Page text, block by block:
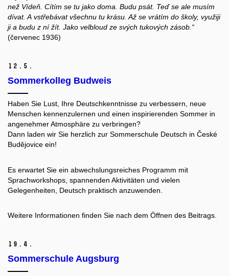
než Vídeň. Cítím se tu jako doma. Budu psát. Teď se ale musím
dívat. A vstřebávat všechnu tu krásu. Až se vrátím do školy, využiji
ji a budu z ní žít. Jako velbloud ze svých tukových zásob.“
(červenec 1936)
12. 5.
Sommerkolleg Budweis
Haben Sie Lust, Ihre Deutschkenntnisse zu verbessern, neue
Menschen kennenzulernen und einen inspirierenden Sommer in
angenehmer Atmosphäre zu verbringen?
Dann laden wir Sie herzlich zur Sommerschule Deutsch in České
Budějovice ein!
Es erwartet Sie ein abwechslungsreiches Programm mit
Sprachworkshops, spannenden Aktivitäten und vielen
Gelegenheiten, Deutsch praktisch anzuwenden.
Weitere Informationen finden Sie nach dem Öffnen des Beitrags.
19. 4.
Sommerschule Augsburg